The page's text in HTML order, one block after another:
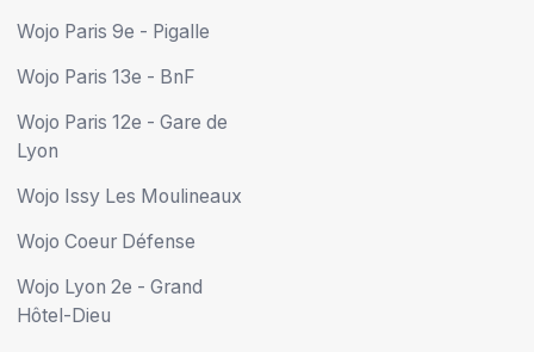
Wojo Paris 9e - Pigalle
Wojo Paris 13e - BnF
Wojo Paris 12e - Gare de
Lyon
Wojo Issy Les Moulineaux
Wojo Coeur Défense
Wojo Lyon 2e - Grand
Hôtel-Dieu